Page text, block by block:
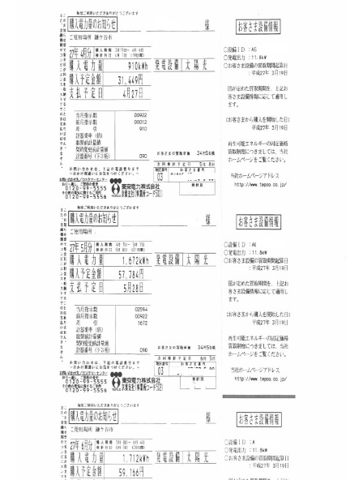
プライバシーポリシー
モデルハウス見学・ご予約
お問い合わせ
会員登録
資料請求
オンライン無料相談
お電話
営業時間: AM9:30-PM8:00
定休: 水曜・第一火曜
船橋スタジオ 0120-787-221
さいたまスタジオ 0120-757-221